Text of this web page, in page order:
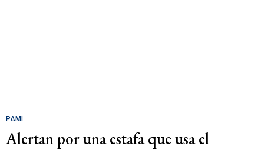
PAMI
Alertan por una estafa que usa el